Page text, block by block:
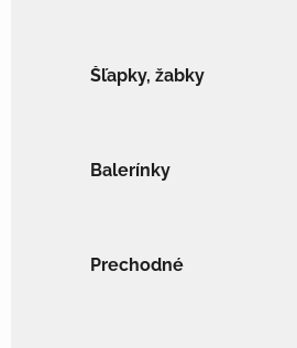
Šľapky, žabky
Balerínky
Prechodné